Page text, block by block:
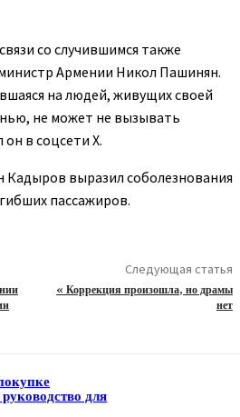
со случившимся также
Армении Никол Пашинян.
на людей, живущих своей
не может не вызывать
в соцсети X.
Кадыров выразил соболезнования
пассажиров.
Следующая статья
« Коррекция произошла, но драмы
нет
для